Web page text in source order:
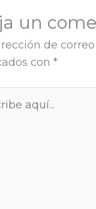
un
de
con*